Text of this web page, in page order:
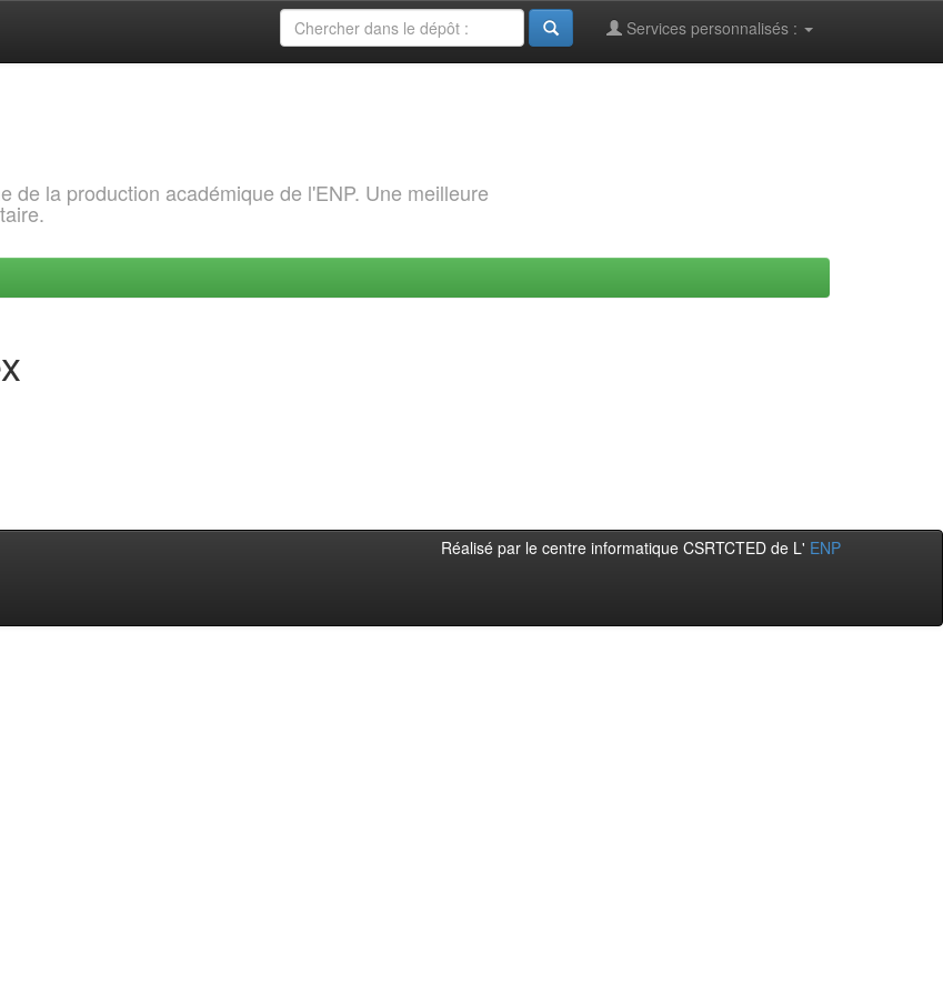
Services personnalisés :
de la production académique de l'ENP. Une meilleure
Réalisé par le centre informatique CSRTCTED de L' ENP